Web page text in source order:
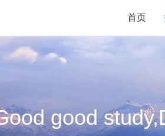
首页
good